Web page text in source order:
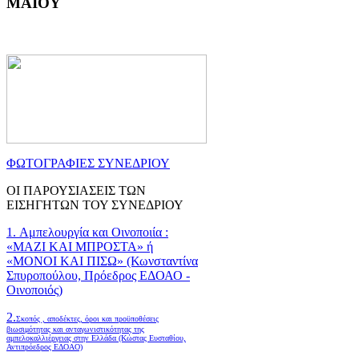
ΦΩΤΟΓΡΑΦΙΕΣ ΣΥΝΕΔΡΙΟΥ
ΟΙ ΠΑΡΟΥΣΙΑΣΕΙΣ ΤΩΝ
ΕΙΣΗΓΗΤΩΝ ΤΟΥ ΣΥΝΕΔΡΙΟΥ
1. Αμπελουργία και Οινοποιία :
«ΜΑΖΙ ΚΑΙ ΜΠΡΟΣΤΑ» ή
«ΜΟΝΟΙ ΚΑΙ ΠΙΣΩ» (Κωνσταντίνα
Σπυροπούλου, Πρόεδρος ΕΔΟΑΟ -
Οινοποιός)
2.Σκοπός , αποδέκτες, όροι και προϋποθέσεις
βιωσιμότητας και ανταγωνιστικότητας της
αμπελοκαλλιέργειας στην Ελλάδα (Κώστας Ευσταθίου,
Αντιπρόεδρος ΕΔΟΑΟ)